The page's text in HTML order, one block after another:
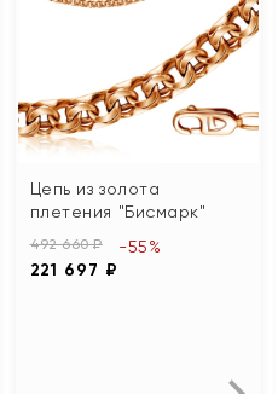
Цепь из золота
плетения "Бисмарк"
492 660 ₽
221 697 ₽
-55%